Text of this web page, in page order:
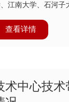
江南大学、石河子
成长期
查看详情
术中心技